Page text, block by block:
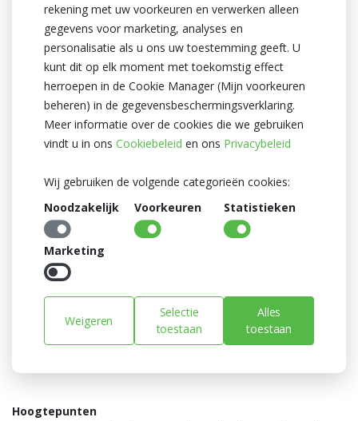
Heyl er ook voor gezorgd dat Jort meer te weten is gekomen
over de administratie afdeling. Bijvoorbeeld wat er allemaal
wordt gedaan, de werkwijze en de werkzaamheden en
verantwoordelijkheden van de afdeling.
Groeimogelijkheden
Tijdens het werken bij Heyl zijn er ook uitdagingen op Jort zijn
een goed lopend controleer systeem voor de facturen van de
doen. Uiteraard kreeg ik hier begeleiding bij, maar wel pas als ik
het aangaf. Ik mocht er helemaal zelf mee aan de slag en mijn
eigen ideeën toepassen.”
Voor Jort zijn stage was hij gekoppeld aan een stagebegeleider,
maar al snel merkte hij dat de rest van het team ook hielp als dit
nodig was. Voor hem was dit erg prettig omdat er hierdoor altijd
wel iemand in de buurt was die hem kon helpen als hij iets niet
Hoogtepunten
rekening met uw voorkeuren en verwerken alleen
gegevens voor marketing, analyses en
personalisatie als u ons uw toestemming geeft. U
kunt dit op elk moment met toekomstig effect
herroepen in de Cookie Manager (Mijn voorkeuren
beheren) in de gegevensbeschermingsverklaring.
Meer informatie over de cookies die we gebruiken
vindt u in ons Cookiebeleid en ons Privacybeleid
Wij gebruiken de volgende categorieën cookies:
Noodzakelijk
Voorkeuren Statistieken
Marketing
Weigeren
Selectie
toestaan
Alles
toestaan